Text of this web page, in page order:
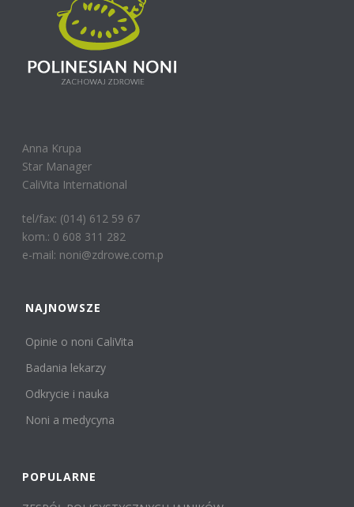
Anna Krupa
Star Manager
CaliVita International
tel/fax: (014) 612 59 67
kom.: 0 608 311 282
e-mail: noni@zdrowe.com.p
NAJNOWSZE
Opinie o noni CaliVita
Badania lekarzy
Odkrycie i nauka
Noni a medycyna
POPULARNE